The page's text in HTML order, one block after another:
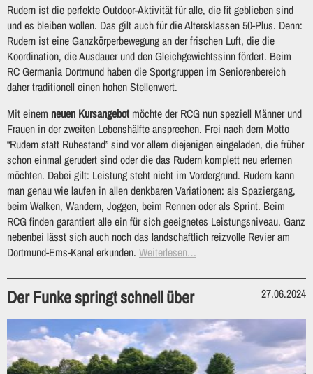
Rudern ist die perfekte Outdoor-Aktivität für alle, die fit geblieben sind
und es bleiben wollen. Das gilt auch für die Altersklassen 50-Plus. Denn:
Rudern ist eine Ganzkörperbewegung an der frischen Luft, die die
Koordination, die Ausdauer und den Gleichgewichtssinn fördert. Beim
RC Germania Dortmund haben die Sportgruppen im Seniorenbereich
daher traditionell einen hohen Stellenwert.
Mit einem neuen Kursangebot möchte der RCG nun speziell Männer und
Frauen in der zweiten Lebenshälfte ansprechen. Frei nach dem Motto
“Rudern statt Ruhestand” sind vor allem diejenigen eingeladen, die früher
schon einmal gerudert sind oder die das Rudern komplett neu erlernen
möchten. Dabei gilt: Leistung steht nicht im Vordergrund. Rudern kann
man genau wie laufen in allen denkbaren Variationen: als Spaziergang,
beim Walken, Wandern, Joggen, beim Rennen oder als Sprint. Beim
RCG finden garantiert alle ein für sich geeignetes Leistungsniveau. Ganz
nebenbei lässt sich auch noch das landschaftlich reizvolle Revier am
Dortmund-Ems-Kanal erkunden. Weiterlesen…
Der Funke springt schnell über 27.06.2024